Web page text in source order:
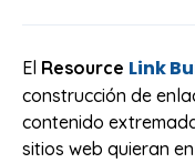
El Resource Link
construcción de
contenido
sitios web quieran